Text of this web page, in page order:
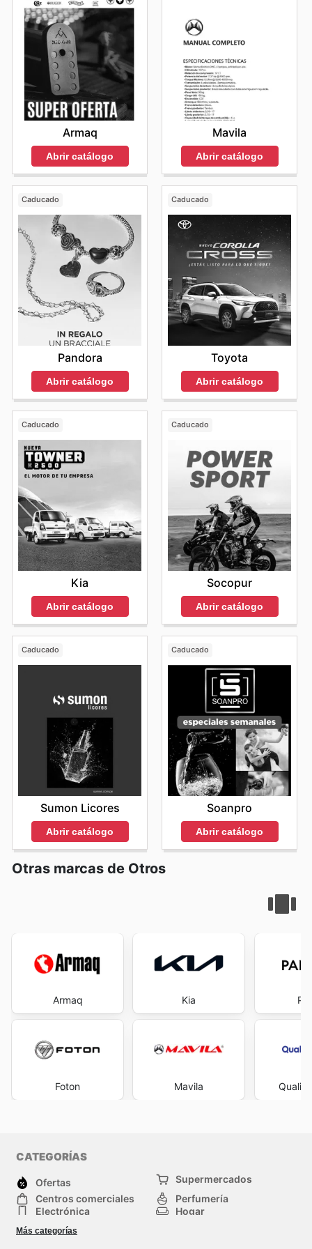
Armaq
Abrir catálogo
Mavila
Abrir catálogo
Caducado
Pandora
Abrir catálogo
Caducado
Toyota
Abrir catálogo
Caducado
Kia
Abrir catálogo
Caducado
Socopur
Abrir catálogo
Caducado
Sumon Licores
Abrir catálogo
Caducado
Soanpro
Abrir catálogo
Otras marcas de Otros
Armaq
Foton
Kia
Mavila
CATEGORÍAS
Ofertas
Supermercados
Centros comerciales
Perfumería
Electrónica
Hogar
Deporte
Moda
Más categorías